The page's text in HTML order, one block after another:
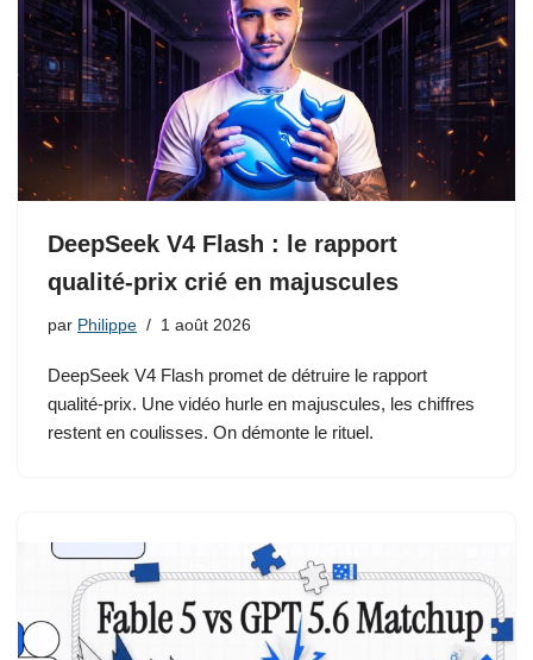
DeepSeek V4 Flash : le rapport
qualité-prix crié en majuscules
par Philippe 1 août 2026
DeepSeek V4 Flash promet de détruire le rapport
qualité-prix. Une vidéo hurle en majuscules, les chiffres
restent en coulisses. On démonte le rituel.